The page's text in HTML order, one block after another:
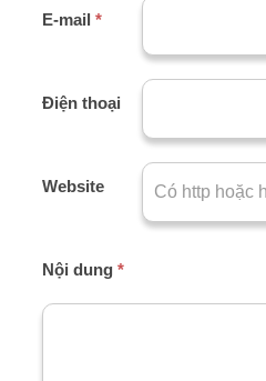
E-mail *
Điện thoại
Website
Nội dung *